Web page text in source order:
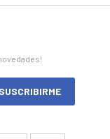
SUSCRIBIRME